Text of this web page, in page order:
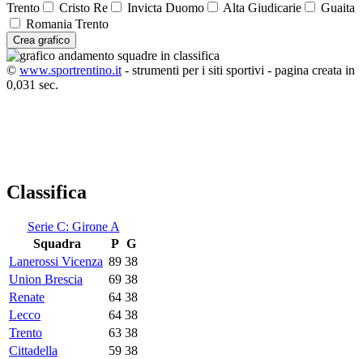
Trento
Cristo Re Invicta Duomo Alta Giudicarie
Guaita
Romania Trento
Crea grafico
© www.sportrentino.it- strumenti per i siti sportivi - pagina creata in
0,031 sec.
Classifica
Serie C: Girone A
Squadra
P G
Lanerossi Vicenza 89 38
Union Brescia
69 38
Renate
64 38
Lecco
64 38
Trento
63 38
Cittadella
59 38